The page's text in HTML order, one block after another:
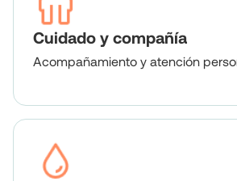
Cuidado y compañía
Acompañamiento y atención